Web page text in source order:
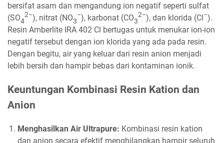
bersifat asam dan mengandung ion negatif seperti sulfat
(SO4
2−), nitrat (NO3
−), karbonat (CO3
2−), dan klorida (Cl−).
Resin Amberlite IRA 402 Cl bertugas untuk menukar ion-ion
negatif tersebut dengan ion klorida yang ada pada resin.
Dengan begitu, air yang keluar dari resin anion menjadi
lebih bersih dan hampir bebas dari kontaminan ionik.
Keuntungan Kombinasi Resin Kation dan
Anion
Menghasilkan Air Ultrapure: Kombinasi resin kation
dan anion secara efektif menghilangkan hampir seluruh